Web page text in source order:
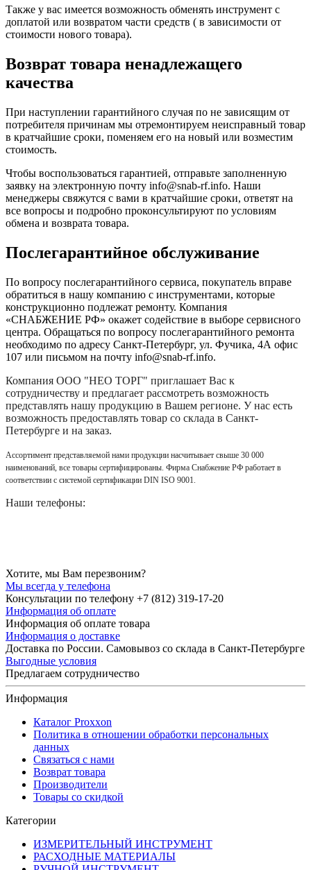
Также у вас имеется возможность обменять инструмент с
доплатой или возвратом части средств ( в зависимости от
стоимости нового товара).
Возврат товара ненадлежащего
качества
При наступлении гарантийного случая по не зависящим от
потребителя причинам мы отремонтируем неисправный товар
в кратчайшие сроки, поменяем его на новый или возместим
стоимость.
Чтобы воспользоваться гарантией, отправьте заполненную
заявку на электронную почту info@snab-rf.info. Наши
менеджеры свяжутся с вами в кратчайшие сроки, ответят на
все вопросы и подробно проконсультируют по условиям
обмена и возврата товара.
Послегарантийное обслуживание
По вопросу послегарантийного сервиса, покупатель вправе
обратиться в нашу компанию с инструментами, которые
конструкционно подлежат ремонту. Компания
«СНАБЖЕНИЕ РФ» окажет содействие в выборе сервисного
центра. Обращаться по вопросу послегарантийного ремонта
необходимо по адресу Санкт-Петербург, ул. Фучика, 4А офис
107 или письмом на почту info@snab-rf.info.
Компания ООО "НЕО ТОРГ" приглашает Вас к
сотрудничеству и предлагает рассмотреть возможность
представлять нашу продукцию в Вашем регионе. У нас есть
возможность предоставлять товар со склада в Санкт-
Петербурге и на заказ.
Ассортимент представляемой нами продукции насчитывает свыше 30 000
наименований, все товары сертифицированы. Фирма Снабжение РФ работает в
соответствии с системой сертификации DIN ISO 9001.
Наши телефоны:
Хотите, мы Вам перезвоним?
Мы всегда у телефона
Консультации по телефону +7 (812) 319-17-20
Информация об оплате
Информация об оплате товара
Информация о доставке
Доставка по России. Самовывоз со склада в Санкт-Петербурге
Выгодные условия
Предлагаем сотрудничество
Информация
Каталог Proxxon
Политика в отношении обработки персональных
данных
Связаться с нами
Возврат товара
Производители
Товары со скидкой
Категории
ИЗМЕРИТЕЛЬНЫЙ ИНСТРУМЕНТ
РАСХОДНЫЕ МАТЕРИАЛЫ